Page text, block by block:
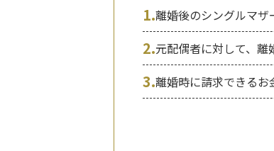
1.離婚後のシングルマ
2.元配偶者に対して、離
3.離婚時に請求できるお